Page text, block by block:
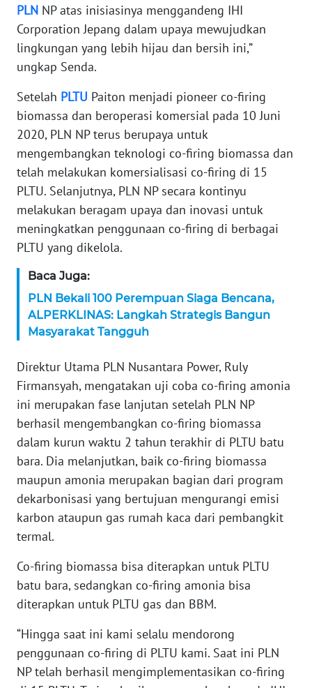
PLN NP atas inisiasinya menggandeng IHI
Corporation Jepang dalam upaya mewujudkan
lingkungan yang lebih hijau dan bersih ini,”
ungkap Senda.
Setelah PLTU Paiton menjadi pioneer co-firing
biomassa dan beroperasi komersial pada 10 Juni
2020, PLN NP terus berupaya untuk
mengembangkan teknologi co-firing biomassa dan
telah melakukan komersialisasi co-firing di 15
PLTU. Selanjutnya, PLN NP secara kontinyu
melakukan beragam upaya dan inovasi untuk
meningkatkan penggunaan co-firing di berbagai
PLTU yang dikelola.
Baca Juga:
PLN Bekali 100 Perempuan Siaga Bencana,
ALPERKLINAS: Langkah Strategis Bangun
Masyarakat Tangguh
Direktur Utama PLN Nusantara Power, Ruly
Firmansyah, mengatakan uji coba co-firing amonia
ini merupakan fase lanjutan setelah PLN NP
berhasil mengembangkan co-firing biomassa
dalam kurun waktu 2 tahun terakhir di PLTU batu
bara. Dia melanjutkan, baik co-firing biomassa
maupun amonia merupakan bagian dari program
dekarbonisasi yang bertujuan mengurangi emisi
karbon ataupun gas rumah kaca dari pembangkit
termal.
Co-firing biomassa bisa diterapkan untuk PLTU
batu bara, sedangkan co-firing amonia bisa
diterapkan untuk PLTU gas dan BBM.
“Hingga saat ini kami selalu mendorong
penggunaan co-firing di PLTU kami. Saat ini PLN
NP telah berhasil mengimplementasikan co-firing
WN
RIAU
SERAMBI
WN
SULTRA
WN
NTB
SULTENG
WN
WN
BABEL
WN
SUMBAR
WN
SUMSEL
WN
LAMPUNG
JATENG